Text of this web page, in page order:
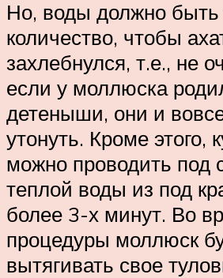
Но, воды должно быть
количество, чтобы
захлебнулся, т.е., не
если у моллюска
детеныши, они и
утонуть. Кроме этого,
можно проводить под
теплой воды из под
более 3-х минут. Во
процедуры моллюск
вытягивать свое